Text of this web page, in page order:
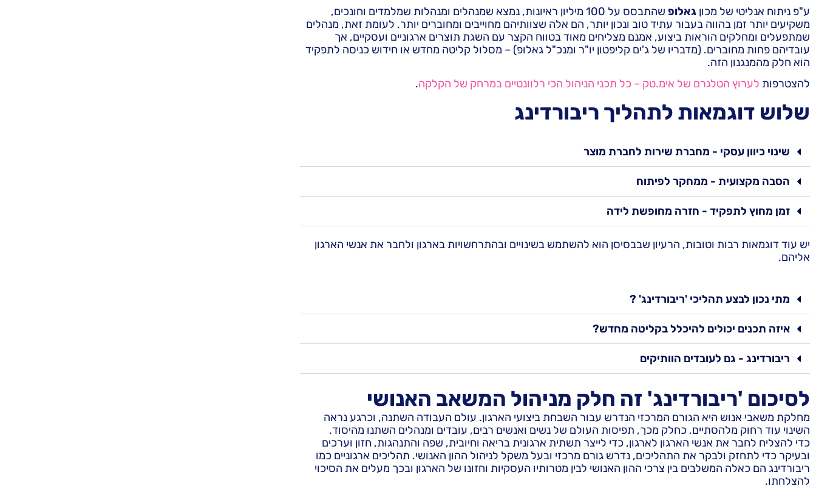
ע"פ ניתוח אנליטי של מכון גאלופ
שהתבסס על 100 מיליון ראיונות, נמצא שמנהלים ומנהלות שמלמדים וחונכים,
משקיעים יותר זמן בהווה בעבור עתיד טוב ונכון יותר, הם אלה שצוותיהם מחוייבים ומחוברים יותר. לעומת זאת, מנהלים
שמתפעלים ומחלקים הוראות ביצוע, אמנם מצליחים מאוד בטווח הקצר עם השגת תוצרים ארגוניים ועסקיים, אך
עובדיהם פחות מחוברים. (מדבריו של ג'ים קליפטון יו"ר ומנכ"ל גאלופ) – מסלול קליטה מחדש או חידוש כניסה לתפקיד
הוא חלק מהמנגנון הזה.
להצטרפות לערוץ הטלגרם של אימ.טק – כל תכני הניהול הכי רלוונטיים במרחק של הקלקה.
שלוש דוגמאות לתהליך ריבורדינג
שינוי כיוון עסקי - מחברת שירות לחברת מוצר
הסבה מקצועית - ממחקר לפיתוח
זמן מחוץ לתפקיד - חזרה מחופשת לידה
יש עוד דוגמאות רבות וטובות, הרעיון שבבסיסן הוא להשתמש בשינויים ובהתרחשויות בארגון ולחבר את אנשי הארגון
אליהם.
מתי נכון לבצע תהליכי 'ריבורדינג' ?
איזה תכנים יכולים להיכלל בקליטה מחדש?
ריבורדינג - גם לעובדים הוותיקים
לסיכום 'ריבורדינג' זה חלק מניהול המשאב האנושי
מחלקת משאבי אנוש היא הגורם המרכזי הנדרש עבור השבחת ביצועי הארגון. עולם העבודה השתנה, וכרגע נראה
השינוי עוד רחוק מלהסתיים. כחלק מכך, תפיסות העולם של נשים ואנשים רבים, עובדים ומנהלים השתנו מהיסוד.
כדי להצליח לחבר את אנשי הארגון לארגון, כדי לייצר תשתית ארגונית בריאה וחיובית, שפה והתנהגות, חזון וערכים
ובעיקר כדי לתחזק ולבקר את התהליכים, נדרש גורם מרכזי ובעל משקל לניהול ההון האנושי. תהליכים ארגוניים כמו
ריבורדינג הם כאלה המשלבים בין צרכי ההון האנושי לבין מטרותיו העסקיות וחזונו של הארגון ובכך מעלים את הסיכוי
להצלחתו.